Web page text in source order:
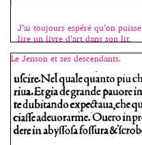
J’ai toujours espéré qu’on puisse
lire un livre d’art dans son lit,
d’où le format choisi pour celui-
ci, suffisamment petit pour qu’il
soit maniable comme un roman
et suffisamment grand pour qu’il
réponde aux attentes du “beau-
livre”. Il est composé d’articles
qui furent plus souvent plus
longs à mettre en page qu’à
écrire car j’essayais […]
Le Jenson et ses descendants.